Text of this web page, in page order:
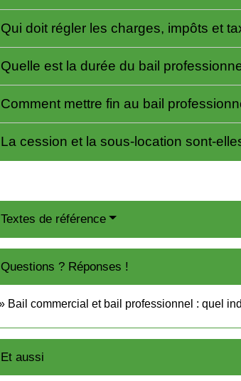
Qui doit régler les charges, impôts et
Quelle est la durée du bail
Comment mettre fin au bail
La cession et la sous-location sont-
Textes de référence
Questions ? Réponses !
Bail commercial et bail professionnel : quel
Et aussi